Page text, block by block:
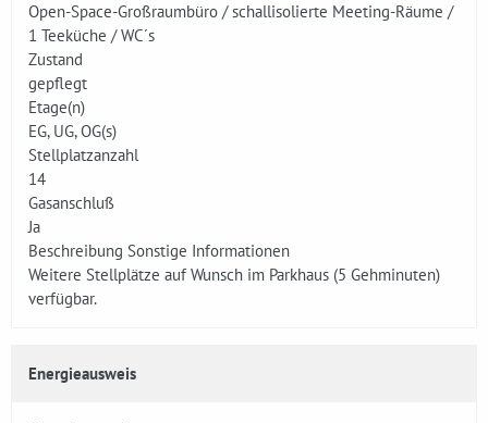
Open-Space-Großraumbüro / schallisolierte Meeting-Räume /
1 Teeküche / WC´s
Zustand
gepflegt
Etage(n)
EG, UG, OG(s)
Stellplatzanzahl
14
Gasanschluß
Ja
Beschreibung Sonstige Informationen
Weitere Stellplätze auf Wunsch im Parkhaus (5 Gehminuten)
verfügbar.
Energieausweis